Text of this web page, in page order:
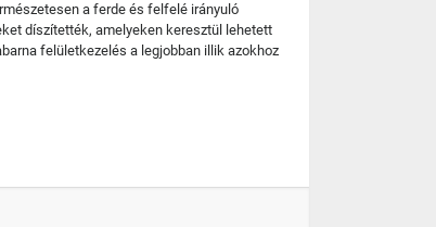
a ferde és felfelé irányuló
díszítették, amelyeken keresztül lehetett
felületkezelés a legjobban illik azokhoz